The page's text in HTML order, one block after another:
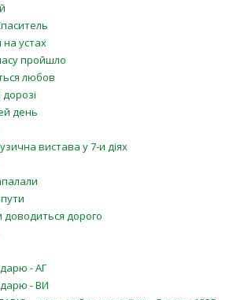
на устах
пройшло
любов
день
вистава у 7-и діях
доводиться дорого
- АГ
- ВИ